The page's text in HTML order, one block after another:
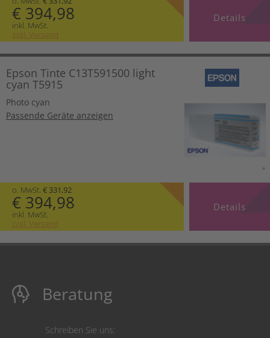
€ 394,98
inkl. MwSt.
zzgl. Versand
Details
Epson Tinte C13T591500 light
cyan T5915
Photo cyan
Passende Geräte anzeigen
o. MwSt. € 331,92
€ 394,98
inkl. MwSt.
zzgl. Versand
Details
Beratung
Schreiben Sie uns: